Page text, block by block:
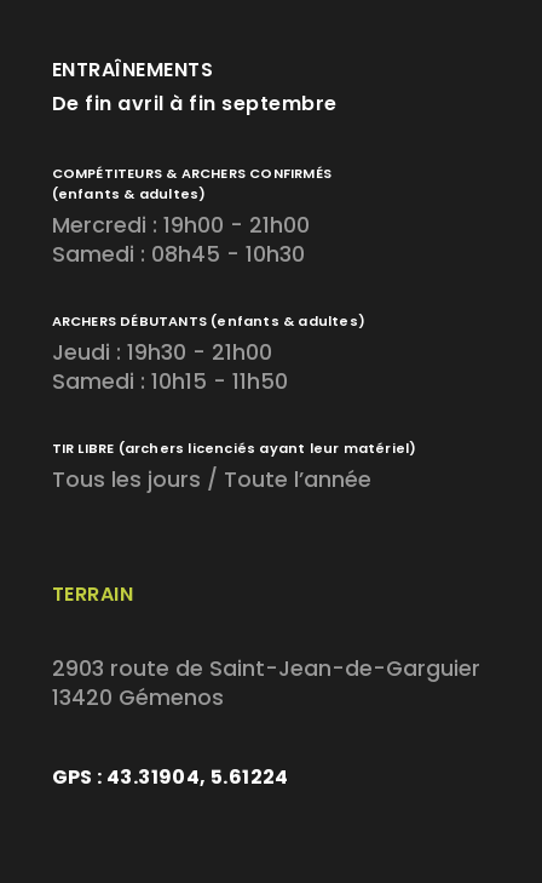
TERRAIN
2903 route de Saint-Jean-de-Garguier
13420 Gémenos
GPS : 43.31904, 5.61224
ENTRAÎNEMENTS
De fin avril à fin septembre
COMPÉTITEURS & ARCHERS CONFIRMÉS
(enfants & adultes)
Mercredi : 19h00 - 21h00
Samedi : 08h45 - 10h30
ARCHERS DÉBUTANTS (enfants & adultes)
Jeudi : 19h30 - 21h00
Samedi : 10h15 - 11h50
TIR LIBRE (archers licenciés ayant leur matériel)
Tous les jours / Toute l’année